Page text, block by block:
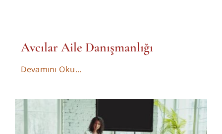
Avcılar Aile Danışmanlığı
Devamını Oku...